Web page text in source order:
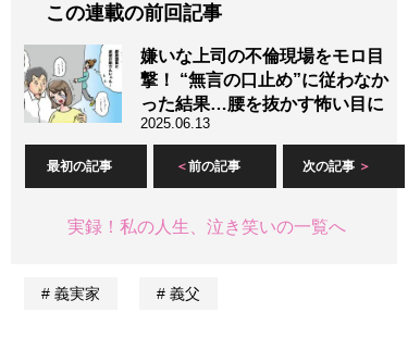
この連載の前回記事
嫌いな上司の不倫現場をモロ目
撃！ “無言の口止め”に従わなか
った結果…腰を抜かす怖い目に
2025.06.13
最初の記事 前の記事 次の記事
実録！私の人生、泣き笑いの一覧へ
義実家 義父